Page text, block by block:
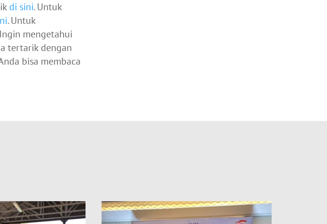
di sini. Untuk
. Untuk
mengetahui
tertarik dengan
bisa membaca